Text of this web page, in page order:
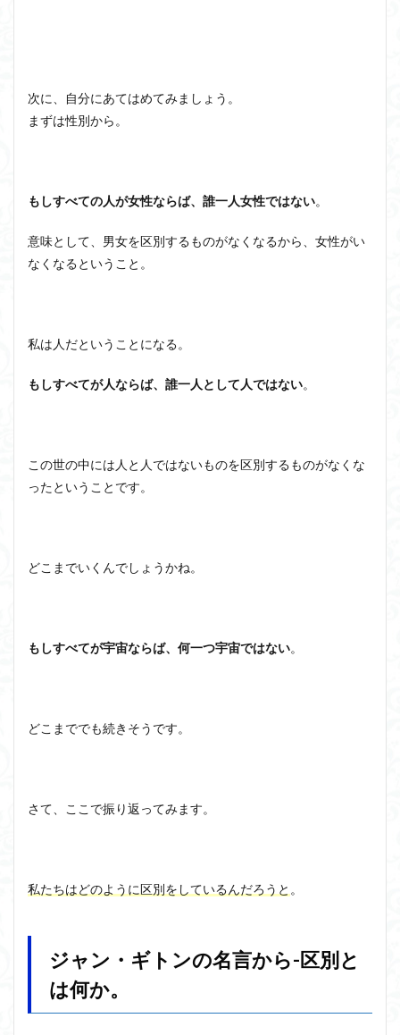
次に、自分にあてはめてみましょう。
まずは性別から。
もしすべての人が女性ならば、誰一人女性ではない。
意味として、男女を区別するものがなくなるから、女性がい
なくなるということ。
私は人だということになる。
もしすべてが人ならば、誰一人として人ではない。
この世の中には人と人ではないものを区別するものがなくな
ったということです。
どこまでいくんでしょうかね。
もしすべてが宇宙ならば、何一つ宇宙ではない。
どこまででも続きそうです。
さて、ここで振り返ってみます。
私たちはどのように区別をしているんだろうと 。
ジャン・ギトンの名言から-区別と
は何か。